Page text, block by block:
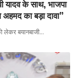
के साथ, भाजपा
का बड़ा दावा”
लेकर बयानबाजी…